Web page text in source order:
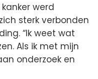
werd
sterk verbonden
“Ik weet wat
Als ik met mijn
onderzoek en